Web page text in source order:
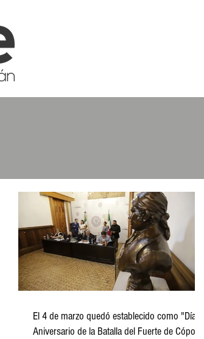
El 4 de marzo quedó establecido como "Día del
Aniversario de la Batalla del Fuerte de Cóporo